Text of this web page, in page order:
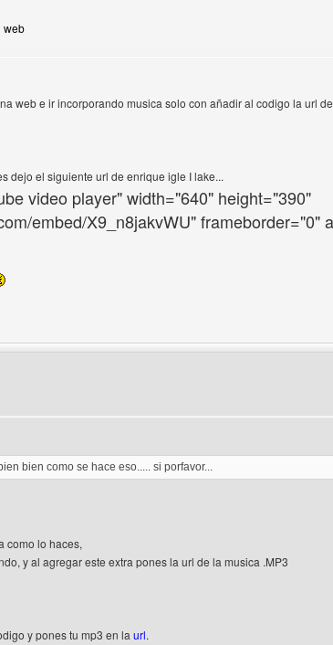
web
web e ir incorporando musica solo con añadir al codigo la url
dejo el siguiente url de enrique igle I lake...
video player" width="640" height="390"
embed/X9_n8jakvWU" frameborder="0"
bien como se hace eso..... si porfavor...
como lo haces,
y al agregar este extra pones la url de la musica .MP3
y pones tu mp3 en la url.